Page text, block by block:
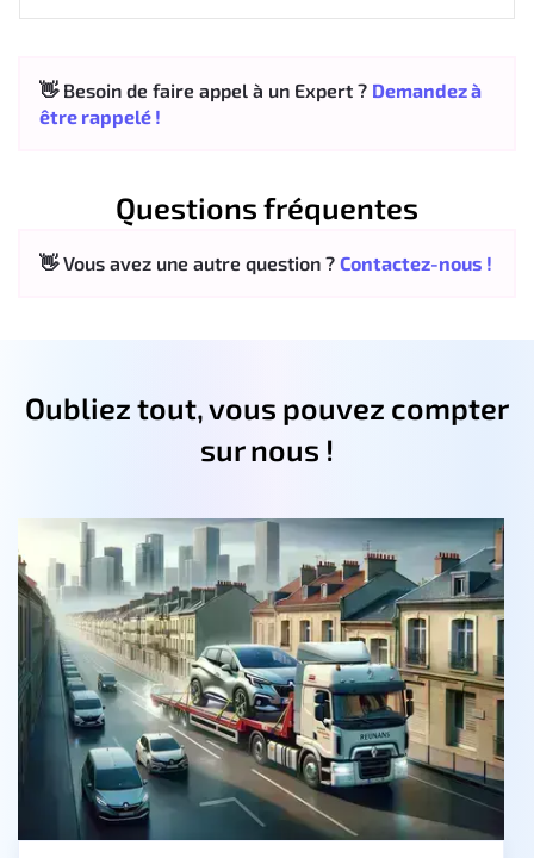
👋 Besoin de faire appel à un Expert ? Demandez à
être rappelé !
Questions fréquentes
👋 Vous avez une autre question ? Contactez-nous !
Oubliez tout, vous pouvez compter
sur nous !